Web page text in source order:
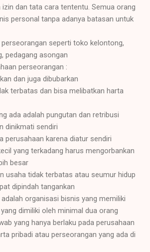
dan tata cara tententu. Semua orang
personal tanpa adanya batasan untuk
seperti toko kelontong,
pedagang asongan
perseorangan :
dan juga dibubarkan
terbatas dan bisa melibatkan harta
ada adalah pungutan dan retribusi
dinikmati sendiri
perusahaan karena diatur sendiri
yang terkadang harus mengorbankan
besar
usaha tidak terbatas atau seumur hidup
dipindah tangankan
organisasi bisnis yang memiliki
dimiliki oleh minimal dua orang
yang hanya berlaku pada perusahaan
pribadi atau perseorangan yang ada di